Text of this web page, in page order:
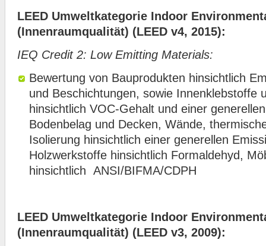
LEED Umweltkategorie Indoor
(Innenraumqualität) (LEED v4, 2015):
IEQ Credit 2: Low Emitting Materials:
Bewertung von Bauprodukten hinsichtlich
und Beschichtungen, sowie Innenklebstoffe
hinsichtlich VOC-Gehalt und einer
Bodenbelag und Decken, Wände,
Isolierung hinsichtlich einer generellen
Holzwerkstoffe hinsichtlich Formaldehyd,
hinsichtlich ANSI/BIFMA/CDPH
LEED Umweltkategorie Indoor
(Innenraumqualität) (LEED v3, 2009):